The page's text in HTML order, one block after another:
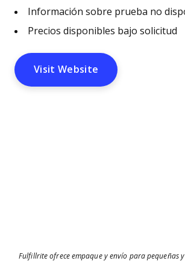
Información sobre prueba no
Precios disponibles bajo solicitud
Visit Website
Fulfillrite ofrece empaque y envío para pequeñas